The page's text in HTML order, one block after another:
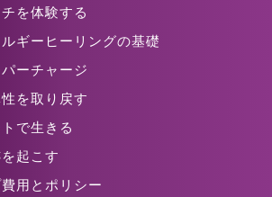
を体験する
ギーヒーリングの基礎
ーチャージ
を取り戻す
で生きる
起こす
用とポリシー